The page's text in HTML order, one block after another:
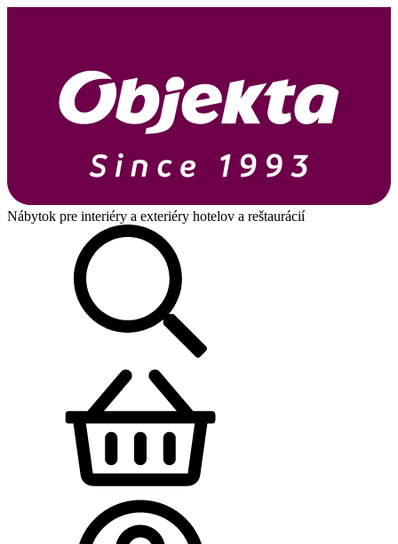
Nábytok pre interiéry a exteriéry hotelov a reštaurácií